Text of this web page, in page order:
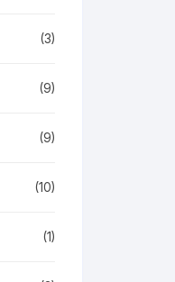
(3)
(9)
(9)
(10)
(1)